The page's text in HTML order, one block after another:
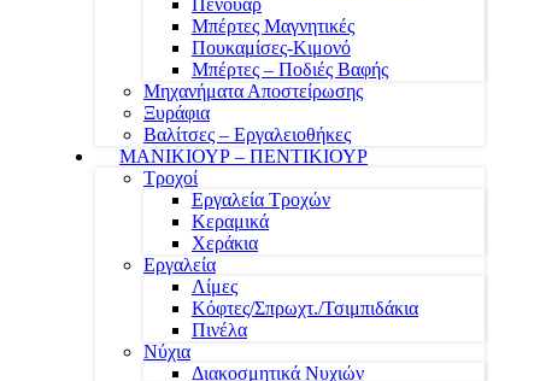
Πενουάρ
Μπέρτες Μαγνητικές
Πουκαμίσες-Κιμονό
Μπέρτες – Ποδιές Βαφής
Μηχανήματα Αποστείρωσης
Ξυράφια
Βαλίτσες – Εργαλειοθήκες
ΜΑΝΙΚΙΟΥΡ – ΠΕΝΤΙΚΙΟΥΡ
Τροχοί
Εργαλεία Τροχών
Κεραμικά
Χεράκια
Εργαλεία
Λίμες
Κόφτες/Σπρωχτ./Τσιμπιδάκια
Πινέλα
Νύχια
Διακοσμητικά Νυχιών